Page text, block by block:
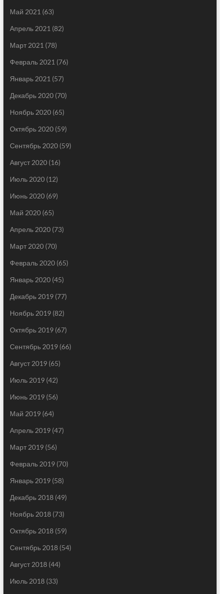
Май 2021 (63)
Апрель 2021 (82)
Март 2021 (78)
Февраль 2021 (76)
Январь 2021 (57)
Декабрь 2020(70)
Ноябрь 2020(65)
Октябрь 2020(59)
Сентябрь 2020(59)
Август 2020(16)
Июль 2020(12)
Июнь 2020(69)
Май 2020(65)
Апрель 2020(73)
Март 2020(70)
Февраль 2020(65)
Январь 2020(45)
Декабрь 2019(77)
Ноябрь 2019(82)
Октябрь 2019(67)
Сентябрь 2019(66)
Август 2019(65)
Июль 2019(42)
Июнь 2019(56)
Май 2019(64)
Апрель 2019(47)
Март 2019(56)
Февраль 2019(70)
Январь 2019(58)
Декабрь 2018(49)
Ноябрь 2018(73)
Октябрь 2018(59)
Сентябрь 2018(54)
Август 2018(44)
Июль 2018(33)